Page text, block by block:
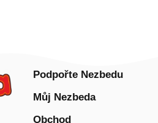
Podpořte Nezbedu
Můj Nezbeda
Obchod